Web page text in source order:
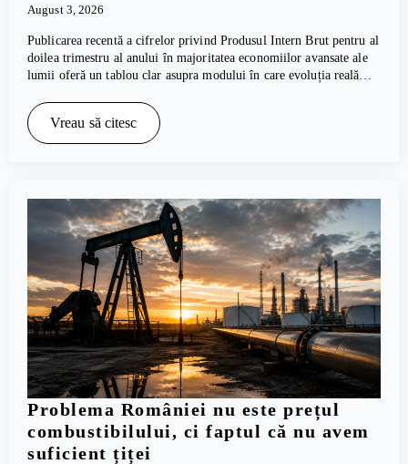
August 3, 2026
Publicarea recentă a cifrelor privind Produsul Intern Brut pentru al
doilea trimestru al anului în majoritatea economiilor avansate ale
lumii oferă un tablou clar asupra modului în care evoluția reală…
Vreau să citesc
Problema României nu este prețul
combustibilului, ci faptul că nu avem
suficient țiței